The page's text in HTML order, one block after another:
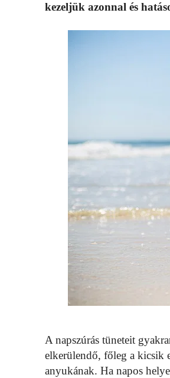
kezeljük azonnal és
A napszúrás tüneteit
elkerülendő, főleg a kicsik
anyukának. Ha napos